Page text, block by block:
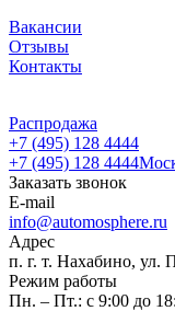
Вакансии
Отзывы
Контакты
Распродажа
+7 (495) 128 4444
+7 (495) 128 4444
Заказать звонок
E-mail
info@automosphere.ru
Адрес
п. г. т. Нахабино, ул.
Режим работы
Пн. – Пт.: с 9:00 до